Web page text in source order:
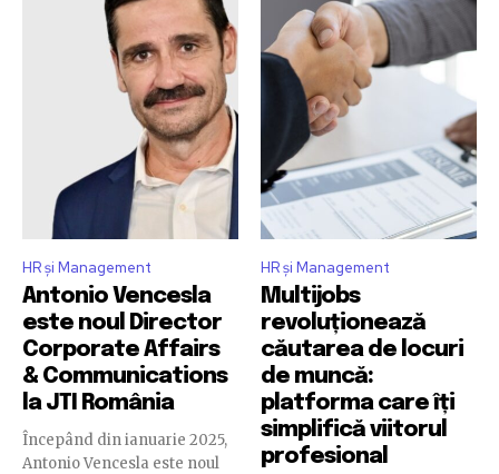
HR și Management
Antonio Vencesla
este noul Director
Corporate Affairs
& Communications
la JTI România
Începând din ianuarie 2025,
Antonio Vencesla este noul
HR și Management
Multijobs
revoluționează
căutarea de locuri
de muncă:
platforma care îți
simplifică viitorul
profesional